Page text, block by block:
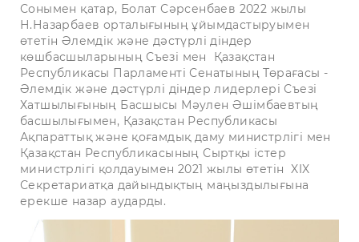
Сонымен қатар, Болат Сәрсенбаев 2022 жылы
Н.Назарбаев орталығының ұйымдастыруымен
өтетін Әлемдік және дәстүрлі діндер
көшбасшыларының Съезі мен
Қазақстан
Республикасы Парламенті Сенатының Төрағасы -
Әлемдік және дәстүрлі діндер лидерлері Съезі
Хатшылығының Басшысы Мәулен Әшімбаевтың
басшылығымен, Қазақстан Республикасы
Ақпараттық және қоғамдық даму министрлігі мен
Қазақстан Республикасының Сыртқы істер
министрлігі қолдауымен 2021 жылы өтетін XIX
Секретариатқа дайындықтың маңыздылығына
ерекше назар аударды.